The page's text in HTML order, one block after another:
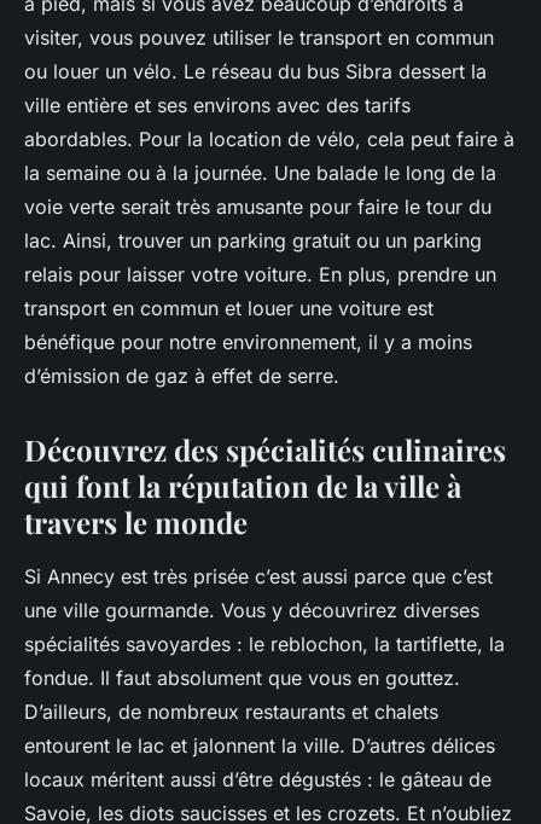
visiter, vous pouvez utiliser le transport en commun
ou louer un vélo. Le réseau du bus Sibra dessert la
ville entière et ses environs avec des tarifs
abordables. Pour la location de vélo, cela peut faire à
la semaine ou à la journée. Une balade le long de la
voie verte serait très amusante pour faire le tour du
lac. Ainsi, trouver un parking gratuit ou un parking
relais pour laisser votre voiture. En plus, prendre un
transport en commun et louer une voiture est
bénéfique pour notre environnement, il y a moins
d’émission de gaz à effet de serre.
Découvrez des spécialités culinaires
qui font la réputation de la ville à
travers le monde
Si Annecy est très prisée c’est aussi parce que c’est
une ville gourmande. Vous y découvrirez diverses
spécialités savoyardes : le reblochon, la tartiflette, la
fondue. Il faut absolument que vous en gouttez.
D’ailleurs, de nombreux restaurants et chalets
entourent le lac et jalonnent la ville. D’autres délices
locaux méritent aussi d’être dégustés : le gâteau de
Savoie, les diots saucisses et les crozets. Et n’oubliez